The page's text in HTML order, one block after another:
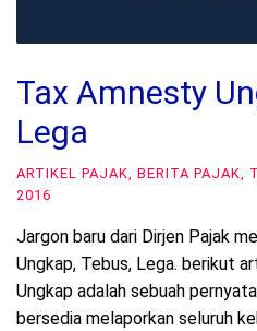
Tax Amnesty
Lega
ARTIKEL PAJAK, BERITA PAJAK,
2016
Jargon baru dari Dirjen Pajak
Ungkap, Tebus, Lega. berikut
Ungkap adalah sebuah
bersedia melaporkan seluruh